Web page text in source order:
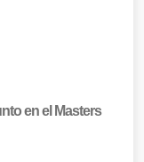
en el Masters